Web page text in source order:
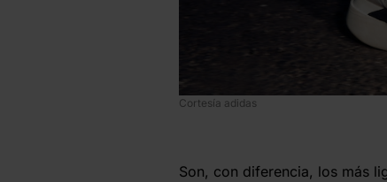
Cortesía adidas
Son, con diferencia, los más